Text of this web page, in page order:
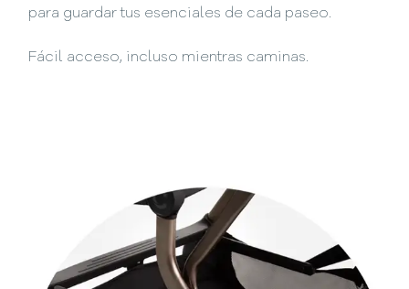
para guardar tus esenciales de cada paseo.
Fácil acceso, incluso mientras caminas.